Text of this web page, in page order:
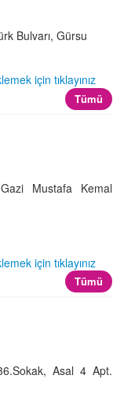
Bulvarı, Gürsu
için tıklayınız
Tümü
Mustafa Kemal
için tıklayınız
Tümü
Asal 4 Apt.